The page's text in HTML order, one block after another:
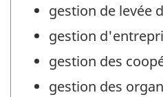
gestion de levée
gestion
gestion des
gestion des